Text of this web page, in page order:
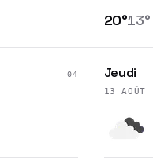
20°13°
04 Jeudi
13 AOÛT